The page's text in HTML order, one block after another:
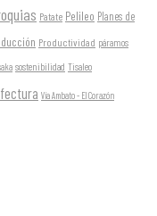
Patate Pelileo Planes de
Productividad páramos
sostenibilidad Tisaleo
Vía Ambato - El Corazón